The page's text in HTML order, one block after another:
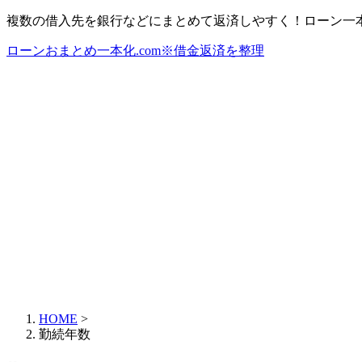
複数の借入先を銀行などにまとめて返済しやすく！ローン一
ローンおまとめ一本化.com※借金返済を整理
HOME >
勤続年数